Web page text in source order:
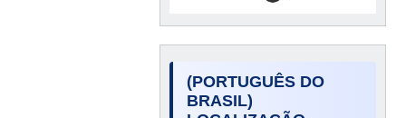
(PORTUGUÊS DO
BRASIL)